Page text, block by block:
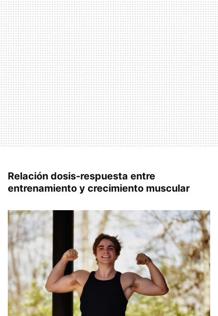
Relación dosis-respuesta entre
entrenamiento y crecimiento muscular